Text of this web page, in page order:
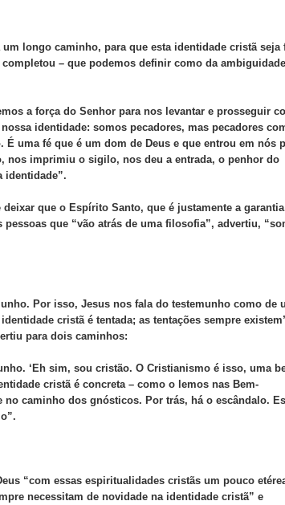
longo caminho, para que esta identidade cristã seja
– que podemos definir como da
a força do Senhor para nos levantar e prosseguir
identidade: somos pecadores, mas pecadores
uma fé que é um dom de Deus e que entrou em nós
nos imprimiu o sigilo, nos deu a entrada, o penhor do
identidade”.
que o Espírito Santo, que é justamente a
que “vão atrás de uma filosofia”, advertiu,
Por isso, Jesus nos fala do testemunho como de
cristã é tentada; as tentações sempre
para dois caminhos:
‘Eh sim, sou cristão. O Cristianismo é isso, uma
cristã é concreta – como o lemos nas Bem-
caminho dos gnósticos. Por trás, há o escândalo.
“com essas espiritualidades cristãs um pouco
necessitam de novidade na identidade cristã” e